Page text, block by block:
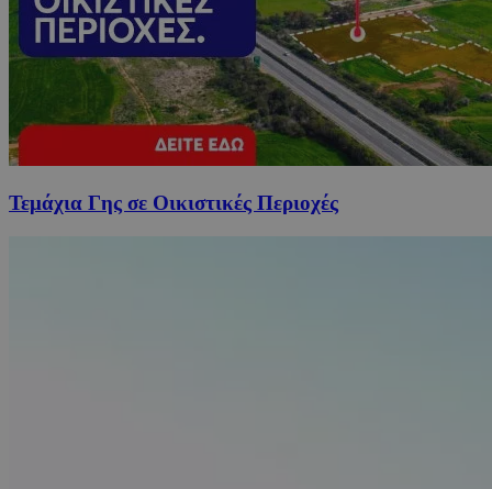
Τεμάχια Γης σε Οικιστικές Περιοχές